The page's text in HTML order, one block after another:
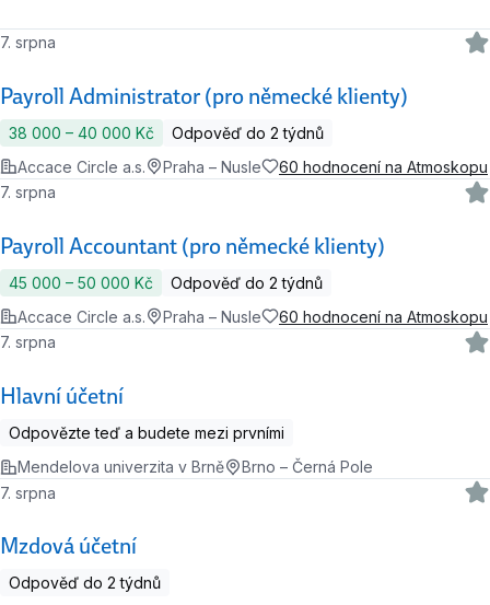
Payroll Administrator (pro německé klienty)
7. srpna
38 000 ‍–‍ 40 000 Kč
Odpověď do 2 týdnů
Accace Circle a.s.
Praha – Nusle 60 hodnocení na Atmoskopu
Payroll Accountant (pro německé klienty)
7. srpna
45 000 ‍–‍ 50 000 Kč
Odpověď do 2 týdnů
Accace Circle a.s.
Praha – Nusle 60 hodnocení na Atmoskopu
Hlavní účetní
7. srpna
Odpovězte teď a budete mezi prvními
Mendelova univerzita v Brně
Brno – Černá Pole
Mzdová účetní
7. srpna
Odpověď do 2 týdnů